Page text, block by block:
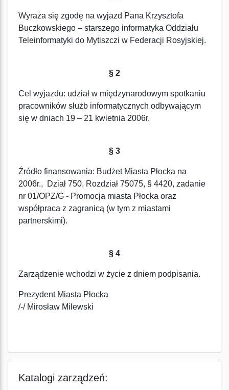
Wyraża się zgodę na wyjazd Pana Krzysztofa
Buczkowskiego – starszego informatyka Oddziału
Teleinformatyki do Mytiszczi w Federacji Rosyjskiej.
§ 2
Cel wyjazdu: udział w międzynarodowym spotkaniu
pracowników służb informatycznych odbywającym
się w dniach 19 – 21 kwietnia 2006r.
§ 3
Źródło finansowania: Budżet Miasta Płocka na
2006r., Dział 750, Rozdział 75075, § 4420, zadanie
nr 01/OPZ/G - Promocja miasta Płocka oraz
współpraca z zagranicą (w tym z miastami
partnerskimi).
§ 4
Zarządzenie wchodzi w życie z dniem podpisania.
Prezydent Miasta Płocka
/-/ Mirosław Milewski
Katalogi zarządzeń: